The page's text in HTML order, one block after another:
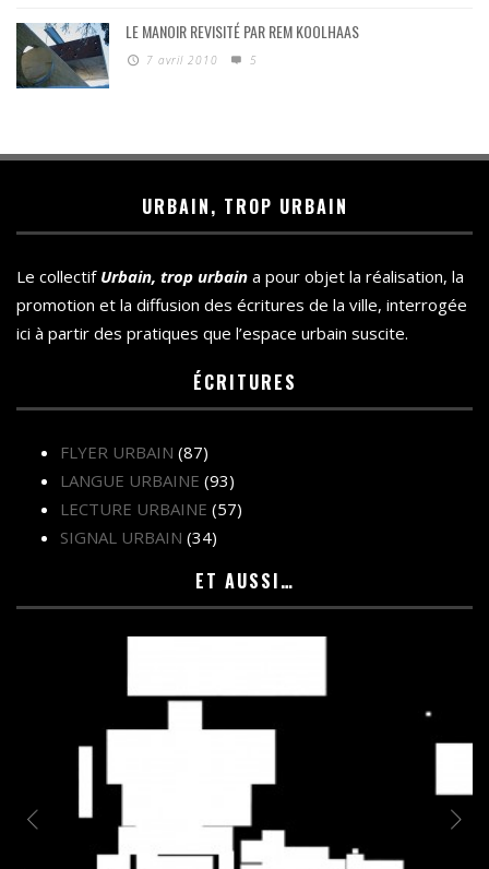
LE MANOIR REVISITÉ PAR REM KOOLHAAS
7 avril 2010 5
URBAIN, TROP URBAIN
Le collectif Urbain, trop urbain a pour objet la réalisation, la
promotion et la diffusion des écritures de la ville, interrogée
ici à partir des pratiques que l’espace urbain suscite.
ÉCRITURES
FLYER URBAIN (87)
LANGUE URBAINE (93)
LECTURE URBAINE (57)
SIGNAL URBAIN (34)
ET AUSSI…